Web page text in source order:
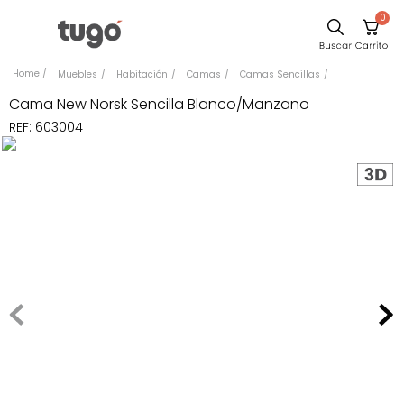
0
Muebles Habitación Camas Camas Sencillas
Cama New Norsk Sencilla Blanco/Manzano
REF: 603004
Comedor
Escritorio